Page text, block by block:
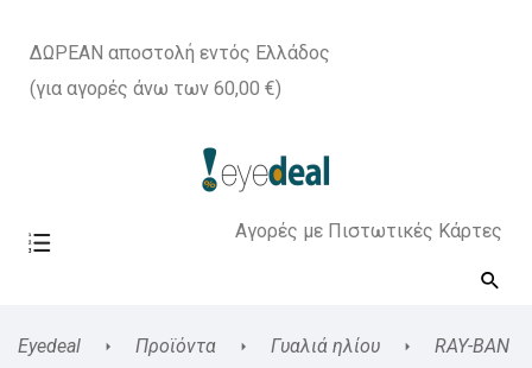
ΔΩΡΕΑΝ αποστολή εντός Ελλάδος
(για αγορές άνω των 60,00 €)
Αγορές με Πιστωτικές Κάρτες
Eyedeal Προϊόντα Γυαλιά ηλίου
RAY-BAN